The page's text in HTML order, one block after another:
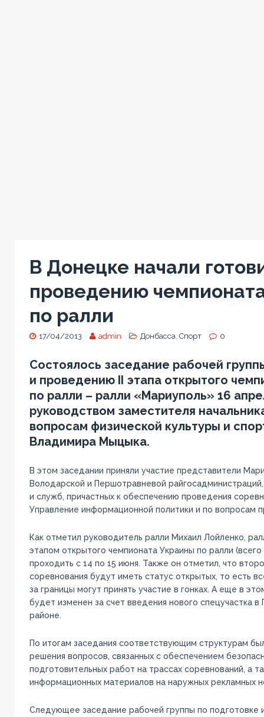
В Донецке начали
проведению
по ралли
17/04/2013 admin Донбасса Спорт 0
Состоялось заседание рабочей
и проведению II этапа открытого
по ралли – ралли «Мариуполь» 16
руководством заместителя
вопросам физической культуры и
Владимира Мыцыка.
В этом заседании приняли участие представители
Володарской и Першотравневой
и служб, причастных к обеспечению проведения
Управление информационной политики и по вопросам
Как отметил руководитель ралли Михаил Лойленко,
этапом открытого чемпионата Украины по ралли
проходить с 14 по 15 июня. Также он отметил, что
соревнования будут иметь статус открытых, то есть
за границы могут принять участие в гонках. А еще в
будет изменен за счет введения нового спецучастка
районе.
По итогам заседания соответствующим структурам
решения вопросов, связанных с обеспечением
подготовительных работ на трассах соревнований, а
информационных материалов на наружных рекламных
Следующее заседание рабочей группы по подготовке